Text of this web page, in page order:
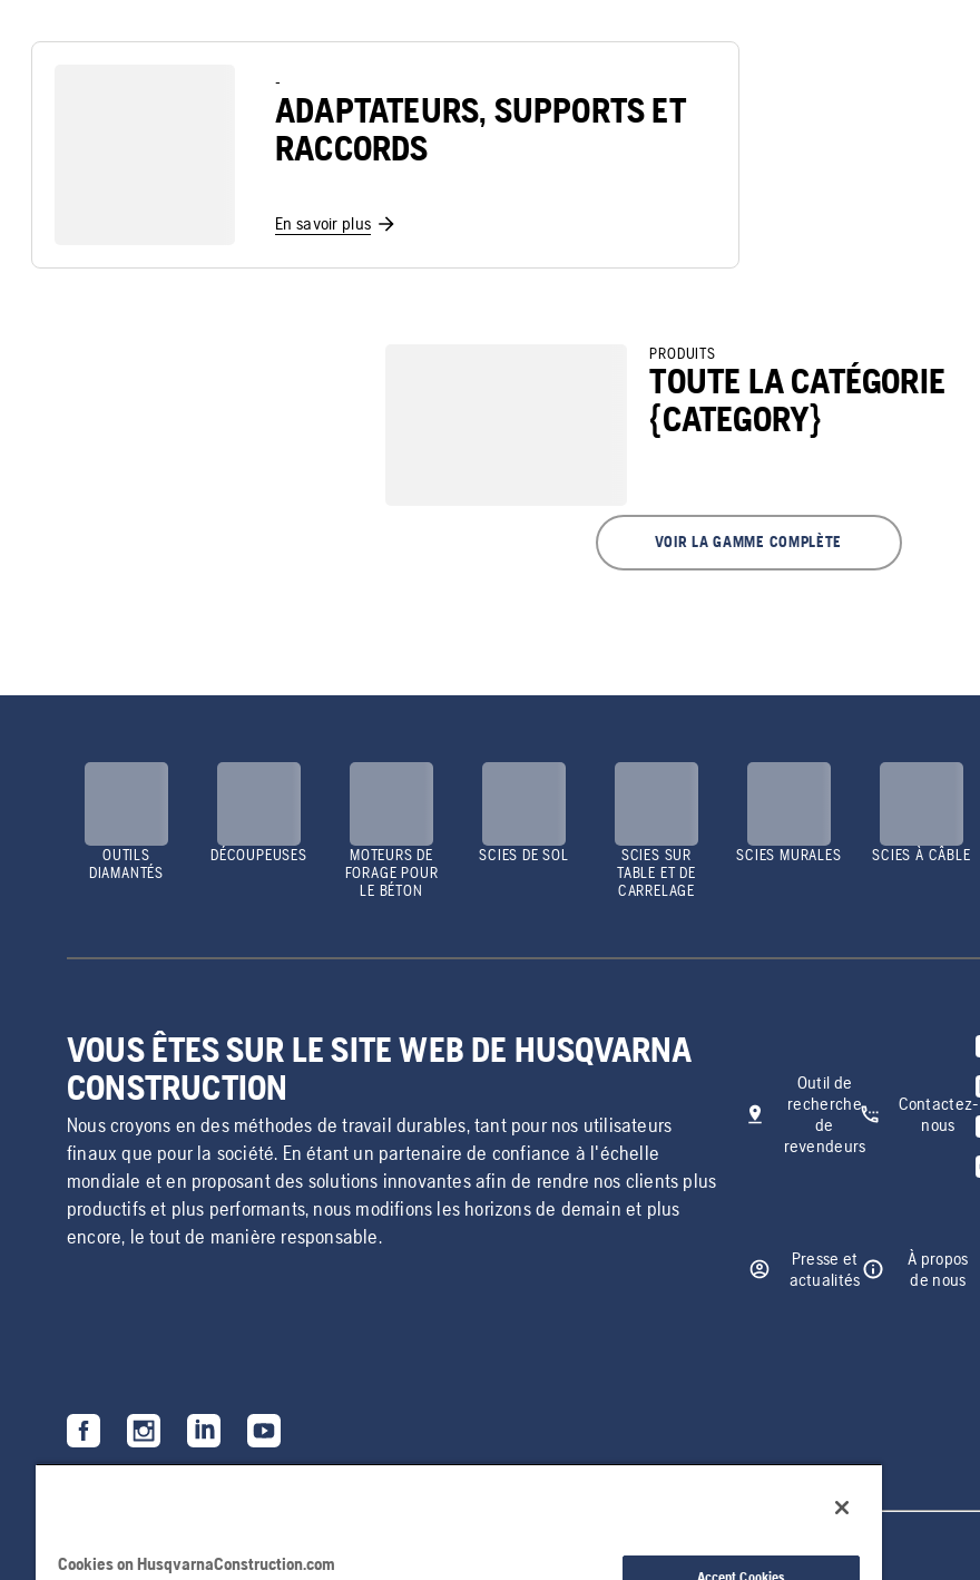
-
ADAPTATEURS, SUPPORTS ET
RACCORDS
En savoir plus
PRODUITS
TOUTE LA CATÉGORIE
{CATEGORY}
VOIR LA GAMME COMPLÈTE
OUTILS
DIAMANTÉS
DÉCOUPEUSES
MOTEURS DE
FORAGE POUR
LE BÉTON
SCIES DE SOL
SCIES SUR
TABLE ET DE
CARRELAGE
SCIES MURALES SCIES À CÂBLE
VOUS ÊTES SUR LE SITE WEB DE HUSQVARNA
CONSTRUCTION
Nous croyons en des méthodes de travail durables, tant pour nos utilisateurs
finaux que pour la société. En étant un partenaire de confiance à l'échelle
mondiale et en proposant des solutions innovantes afin de rendre nos clients plus
productifs et plus performants, nous modifions les horizons de demain et plus
encore, le tout de manière responsable.
Outil de
recherche
de
revendeurs
Contactez-
nous
Presse et
actualités
À propos
de nous
Cookies on HusqvarnaConstruction.com